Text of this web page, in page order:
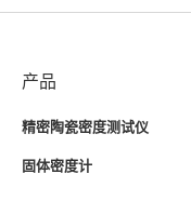
产品
精密陶瓷密度测试仪
固体密度计